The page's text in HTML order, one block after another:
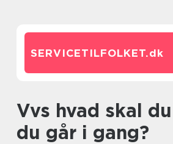
SERVICETILFOLKET.dk
Vvs hvad skal du vide, før
du går i gang?